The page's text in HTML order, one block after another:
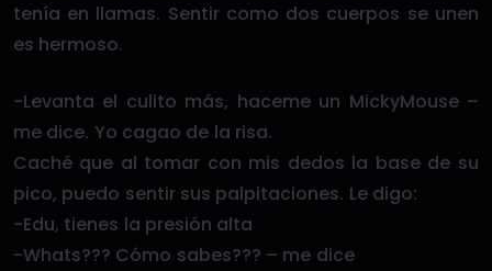
tenía en llamas. Sentir como dos cuerpos se unen
es hermoso.
-Levanta el culito más, haceme un MickyMouse –
me dice. Yo cagao de la risa.
Caché que al tomar con mis dedos la base de su
pico, puedo sentir sus palpitaciones. Le digo:
-Edu, tienes la presión alta
-Whats??? Cómo sabes??? – me dice